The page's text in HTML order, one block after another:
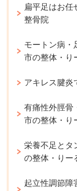
扁平足はお任
整骨院
モートン病・
市の整体・り
アキレス腱炎
有痛性外脛骨
市の整体・り
栄養不足とタ
の整体・りー
起立性調節障